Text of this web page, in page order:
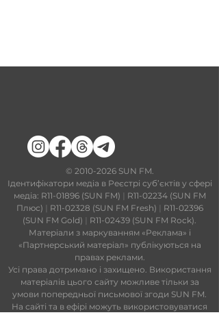
​© 2010-2026SUN FM.
Ідентифікатори медіа в Реєстрі суб’єктів у сфері
медіа: R11-01896 (SUN FM) | R11-02234 (SUN FM
Плюс) | R11-02328 (SUN FM Fresh) | R11-02396
(SUN FM Gold) | R11-02439 (SUN FM Rock).
Матеріали з маркуванням «Реклама» і
«Партнерський матеріал» публікуються на
правах реклами.
Усі права дотримано і захищено. Використання
матеріалів цього сайту можливе тільки за
умови попередньої письмової згоди SUN FM.
На сайті та в ефірі можуть використовуватися